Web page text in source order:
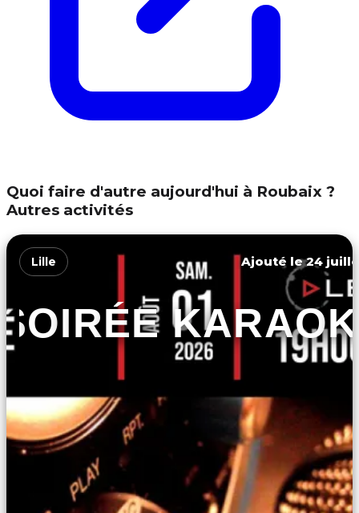
Quoi faire d'autre aujourd'hui à Roubaix ?
Autres activités
Lille Ajouté le 24